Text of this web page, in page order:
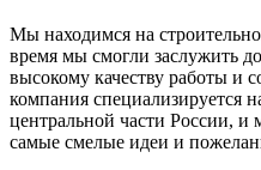
Мы находимся на
время мы смогли заслужить
высокому качеству работы и
компания специализируется
центральной части России,
самые смелые идеи и